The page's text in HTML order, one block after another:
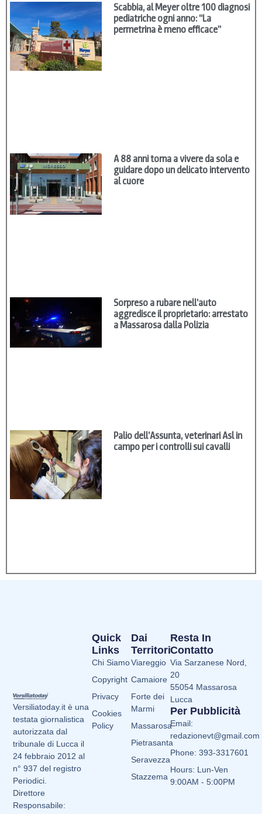
Scabbia, al Meyer oltre 100 diagnosi
pediatriche ogni anno: “La
permetrina è meno efficace”
A 88 anni torna a vivere da sola e
guidare dopo un delicato intervento
al cuore
Sorpreso a rubare nell’auto
aggredisce il proprietario: arrestato
a Massarosa dalla Polizia
Palio dell’Assunta, veterinari Asl in
campo per i controlli sui cavalli
Versiliatoday.it è una
testata giornalistica
autorizzata dal
tribunale di Lucca il
24 febbraio 2012 al
n° 937 del registro
Periodici.
Direttore
Responsabile:
Dai
Territori
Viareggio
Camaiore
Forte dei
Marmi
Massarosa
Pietrasanta
Seravezza
Stazzema
Quick
Links
Chi Siamo
Copyright
Privacy
Cookies
Policy
Resta In
Contatto
Via Sarzanese Nord,
20
55054 Massarosa
Lucca
Per Pubblicità
Email:
redazionevt@gmail.com
Phone: 393-3317601
Hours: Lun-Ven
9:00AM - 5:00PM